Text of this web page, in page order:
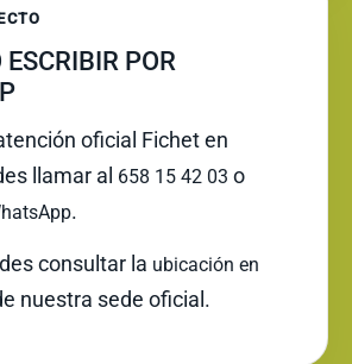
POR
oficial Fichet en
llamar al 658 15 42 03 o
.
consultar la ubicación en
nuestra sede oficial.